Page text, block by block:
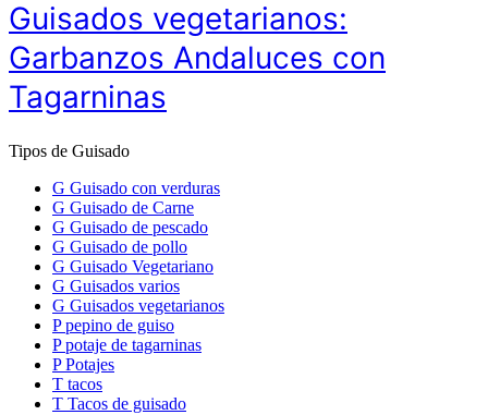
Guisados vegetarianos:
Garbanzos Andaluces con
Tagarninas
Tipos de Guisado
G Guisado con verduras
G Guisado de Carne
G Guisado de pescado
G Guisado de pollo
G Guisado Vegetariano
G Guisados varios
G Guisados vegetarianos
P pepino de guiso
P potaje de tagarninas
P Potajes
T tacos
T Tacos de guisado